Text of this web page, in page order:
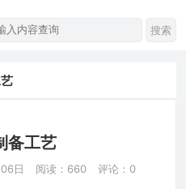
备工艺
日 阅读：660 评论：0